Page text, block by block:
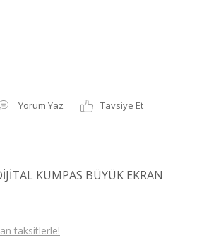
Yorum Yaz
Tavsiye Et
KUMPAS BÜYÜK EKRAN
taksitlerle!